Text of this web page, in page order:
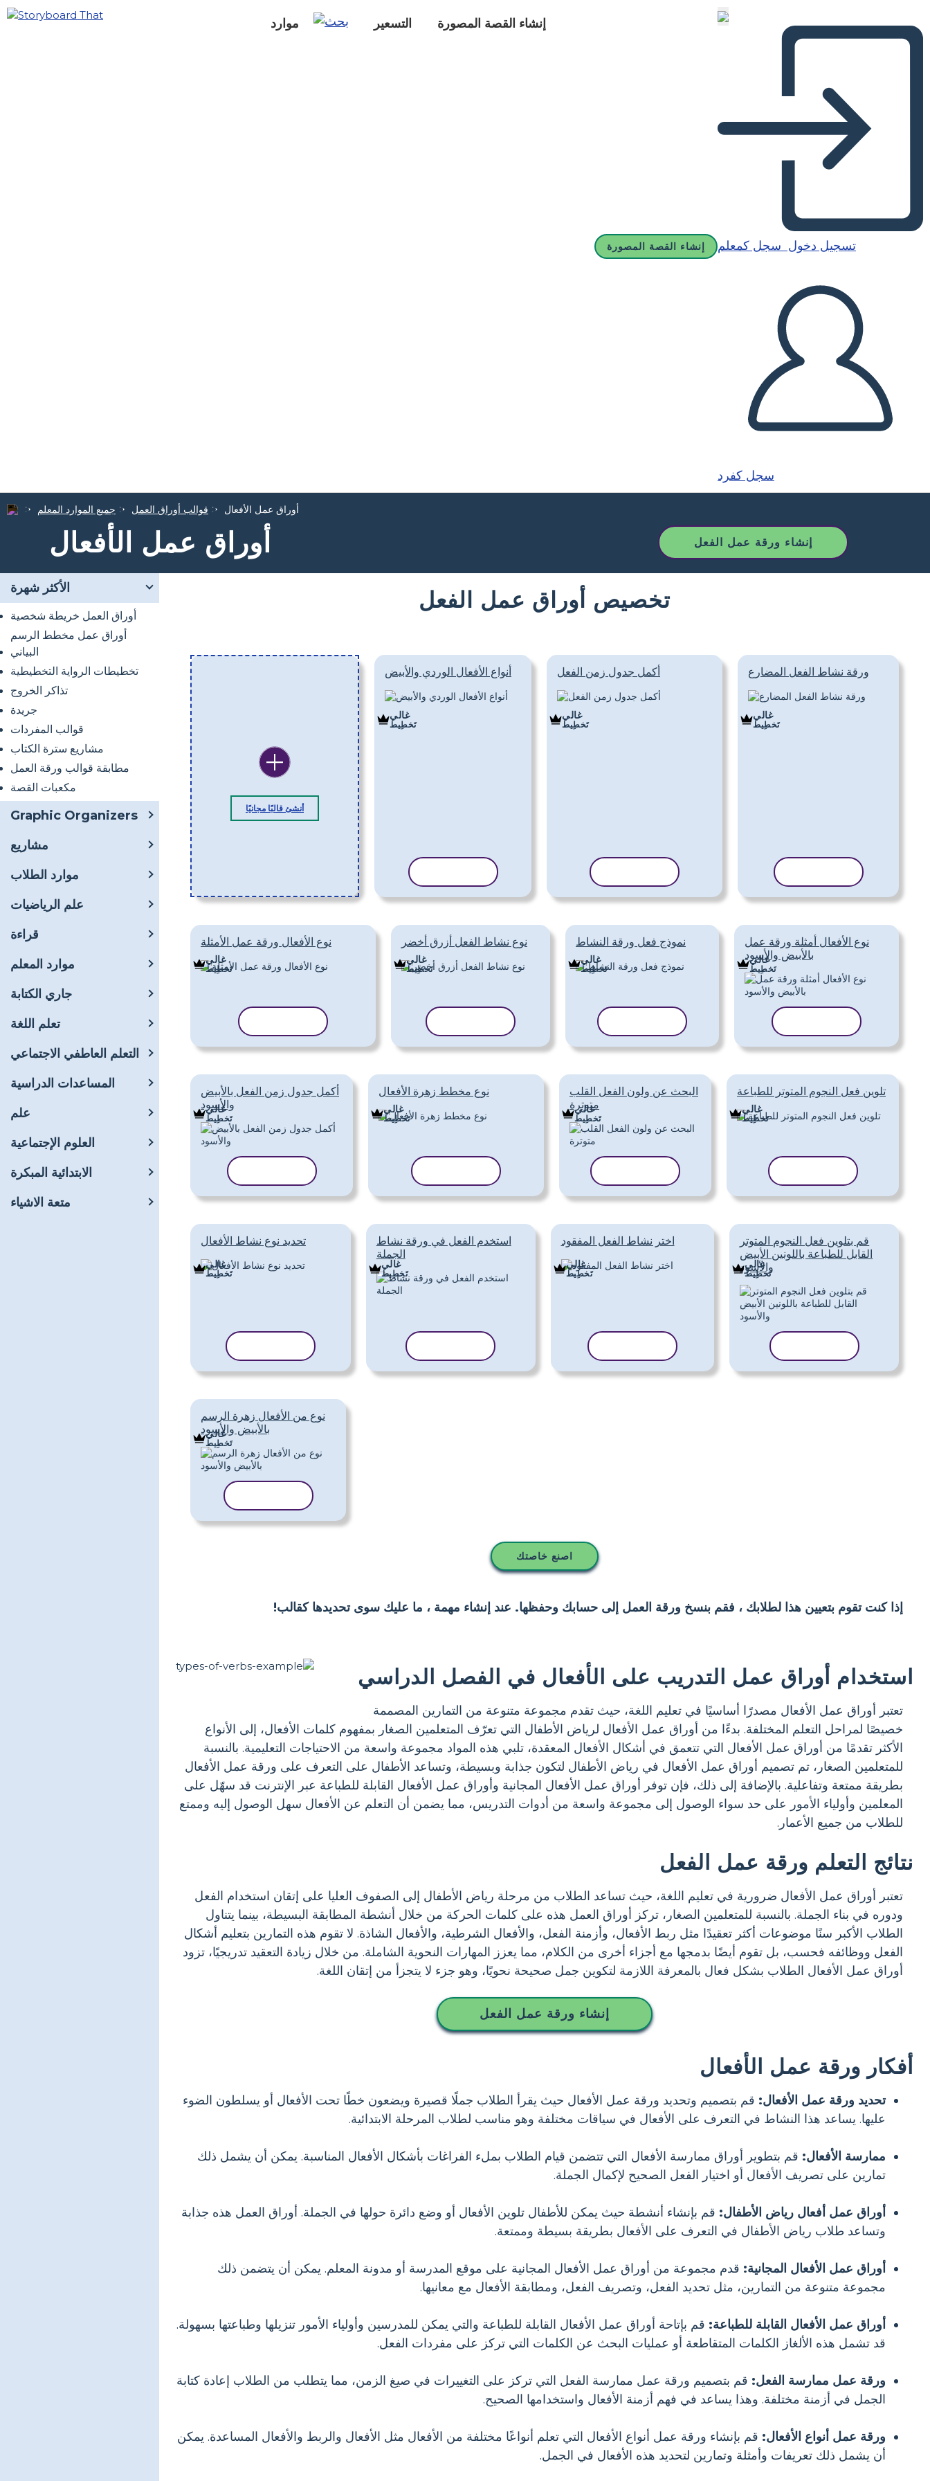
موارد التسعير إنشاء القصة المصورة
إنشاء القصة المصورة تسجيل دخول سجل كمعلم
سجل كفرد
جميع الموارد المعلم قوالب أوراق العمل أوراق عمل الأفعال
أوراق عمل الأفعال إنشاء ورقة عمل الفعل
الأكثر شهرة
أوراق العمل خريطة شخصية
أوراق عمل مخطط الرسم
البياني
تخطيطات الرواية التخطيطية
تذاكر الخروج
جريدة
قوالب المفردات
مشاريع سترة الكتاب
مطابقة قوالب ورقة العمل
مكعبات القصة
Graphic Organizers
مشاريع
موارد الطلاب
علم الرياضيات
قراءة
موارد المعلم
جاري الكتابة
تعلم اللغة
التعلم العاطفي الاجتماعي
المساعدات الدراسية
علم
العلوم الإجتماعية
الابتدائية المبكرة
متعة الاشياء
تخصيص أوراق عمل الفعل
أنشئ قالبًا مجانيًا
أنواع الأفعال الوردي والأبيض
غالي
تَخطِيط
أكمل جدول زمن الفعل
غالي
تَخطِيط
ورقة نشاط الفعل المضارع
غالي
تَخطِيط
نوع الأفعال ورقة عمل الأمثلة
غالي
تَخطِيط
نوع نشاط الفعل أزرق أخضر
غالي
تَخطِيط
نموذج فعل ورقة النشاط
غالي
تَخطِيط
نوع الأفعال أمثلة ورقة عمل
بالأبيض والأسود
غالي
تَخطِيط
أكمل جدول زمن الفعل بالأبيض
والأسود
غالي
تَخطِيط
نوع مخطط زهرة الأفعال
غالي
تَخطِيط
البحث عن ولون الفعل القلب
متوترة
غالي
تَخطِيط
تلوين فعل النجوم المتوتر للطباعة
غالي
تَخطِيط
تحديد نوع نشاط الأفعال
غالي
تَخطِيط
استخدم الفعل في ورقة نشاط
الجملة
غالي
تَخطِيط
اختر نشاط الفعل المفقود
غالي
تَخطِيط
قم بتلوين فعل النجوم المتوتر
القابل للطباعة باللونين الأبيض
والأسود
غالي
تَخطِيط
نوع من الأفعال زهرة الرسم
بالأبيض والأسود
غالي
تَخطِيط
اصنع خاصتك
إذا كنت تقوم بتعيين هذا لطلابك ، فقم بنسخ ورقة العمل إلى حسابك وحفظها. عند إنشاء مهمة ، ما عليك سوى تحديدها كقالب!
استخدام أوراق عمل التدريب على الأفعال في الفصل الدراسي
تعتبر أوراق عمل الأفعال مصدرًا أساسيًا في تعليم اللغة، حيث تقدم مجموعة متنوعة من التمارين المصممة
خصيصًا لمراحل التعلم المختلفة. بدءًا من أوراق عمل الأفعال لرياض الأطفال التي تعرّف المتعلمين الصغار بمفهوم كلمات الأفعال، إلى الأنواع
الأكثر تقدمًا من أوراق عمل الأفعال التي تتعمق في أشكال الأفعال المعقدة، تلبي هذه المواد مجموعة واسعة من الاحتياجات التعليمية. بالنسبة
للمتعلمين الصغار، تم تصميم أوراق عمل الأفعال في رياض الأطفال لتكون جذابة وبسيطة، وتساعد الأطفال على التعرف على ورقة عمل الأفعال
بطريقة ممتعة وتفاعلية. بالإضافة إلى ذلك، فإن توفر أوراق عمل الأفعال المجانية وأوراق عمل الأفعال القابلة للطباعة عبر الإنترنت قد سهّل على
المعلمين وأولياء الأمور على حد سواء الوصول إلى مجموعة واسعة من أدوات التدريس، مما يضمن أن التعلم عن الأفعال سهل الوصول إليه وممتع
للطلاب من جميع الأعمار.
نتائج التعلم ورقة عمل الفعل
تعتبر أوراق عمل الأفعال ضرورية في تعليم اللغة، حيث تساعد الطلاب من مرحلة رياض الأطفال إلى الصفوف العليا على إتقان استخدام الفعل
ودوره في بناء الجملة. بالنسبة للمتعلمين الصغار، تركز أوراق العمل هذه على كلمات الحركة من خلال أنشطة المطابقة البسيطة، بينما يتناول
الطلاب الأكبر سنًا موضوعات أكثر تعقيدًا مثل ربط الأفعال، وأزمنة الفعل، والأفعال الشرطية، والأفعال الشاذة. لا تقوم هذه التمارين بتعليم أشكال
الفعل ووظائفه فحسب، بل تقوم أيضًا بدمجها مع أجزاء أخرى من الكلام، مما يعزز المهارات النحوية الشاملة. من خلال زيادة التعقيد تدريجيًا، تزود
أوراق عمل الأفعال الطلاب بشكل فعال بالمعرفة اللازمة لتكوين جمل صحيحة نحويًا، وهو جزء لا يتجزأ من إتقان اللغة.
إنشاء ورقة عمل الفعل
أفكار ورقة عمل الأفعال
تحديد ورقة عمل الأفعال: قم بتصميم وتحديد ورقة عمل الأفعال حيث يقرأ الطلاب جملًا قصيرة ويضعون خطًا تحت الأفعال أو يسلطون الضوء
عليها. يساعد هذا النشاط في التعرف على الأفعال في سياقات مختلفة وهو مناسب لطلاب المرحلة الابتدائية.
ممارسة الأفعال: قم بتطوير أوراق ممارسة الأفعال التي تتضمن قيام الطلاب بملء الفراغات بأشكال الأفعال المناسبة. يمكن أن يشمل ذلك
تمارين على تصريف الأفعال أو اختيار الفعل الصحيح لإكمال الجملة.
أوراق عمل أفعال رياض الأطفال: قم بإنشاء أنشطة حيث يمكن للأطفال تلوين الأفعال أو وضع دائرة حولها في الجملة. أوراق العمل هذه جذابة
وتساعد طلاب رياض الأطفال في التعرف على الأفعال بطريقة بسيطة وممتعة.
أوراق عمل الأفعال المجانية: قدم مجموعة من أوراق عمل الأفعال المجانية على موقع المدرسة أو مدونة المعلم. يمكن أن يتضمن ذلك
مجموعة متنوعة من التمارين، مثل تحديد الفعل، وتصريف الفعل، ومطابقة الأفعال مع معانيها.
أوراق عمل الأفعال القابلة للطباعة: قم بإتاحة أوراق عمل الأفعال القابلة للطباعة والتي يمكن للمدرسين وأولياء الأمور تنزيلها وطباعتها بسهولة.
قد تشمل هذه الألغاز الكلمات المتقاطعة أو عمليات البحث عن الكلمات التي تركز على مفردات الفعل.
ورقة عمل ممارسة الفعل: قم بتصميم ورقة عمل ممارسة الفعل التي تركز على التغييرات في صيغ الزمن، مما يتطلب من الطلاب إعادة كتابة
الجمل في أزمنة مختلفة. وهذا يساعد في فهم أزمنة الأفعال واستخدامها الصحيح.
ورقة عمل أنواع الأفعال: قم بإنشاء ورقة عمل أنواع الأفعال التي تعلم أنواعًا مختلفة من الأفعال مثل الأفعال والربط والأفعال المساعدة. يمكن
أن يشمل ذلك تعريفات وأمثلة وتمارين لتحديد هذه الأفعال في الجمل.